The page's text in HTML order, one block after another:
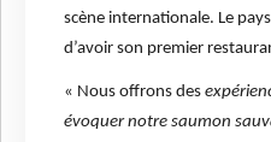
scène internationale. Le
d’avoir son premier
« Nous offrons des
évoquer notre saumon